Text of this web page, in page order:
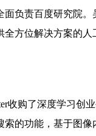
面负责百度研究院
全方位解决方案的人
收购了深度学习创
索的功能，基于图